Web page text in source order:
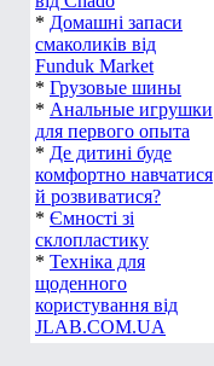
* Домашні запаси
смаколиків від
Funduk Market
* Грузовые шины
* Анальные игрушки
для первого опыта
* Де дитині буде
комфортно навчатися
й розвиватися?
* Ємності зі
склопластику
* Техніка для
щоденного
користування від
JLAB.COM.UA